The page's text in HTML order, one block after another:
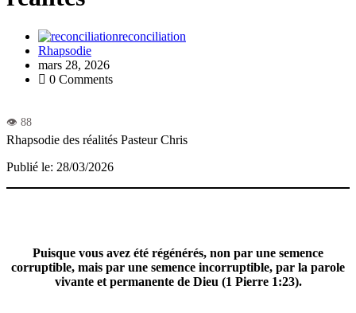
reconciliation
Rhapsodie
mars 28, 2026
0 Comments
Rhapsodie des réalités Pasteur Chris
Publié le: 28/03/2026
Puisque vous avez été régénérés, non par une semence
corruptible, mais par une semence incorruptible, par la parole
vivante et permanente de Dieu (1 Pierre 1:23).